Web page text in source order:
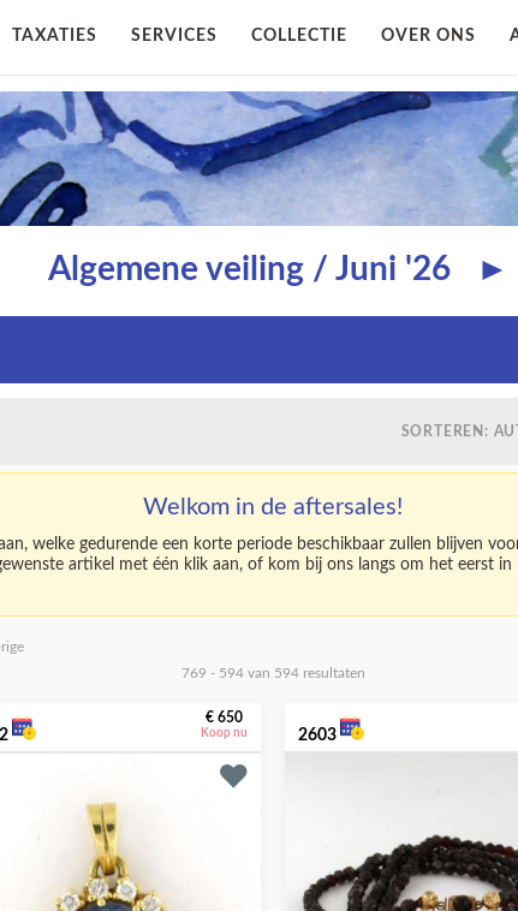
TAXATIES SERVICES COLLECTIE OVER ONS
Algemene veiling / Juni '26 ►
SORTEREN:
Welkom in de aftersales!
welke gedurende een korte periode beschikbaar zullen blijven
artikel met één klik aan, of kom bij ons langs om het eerst
769 - 594 van 594 resultaten
€ 650
Koop nu 2603